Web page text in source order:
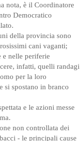
nota, è il Coordinatore
Democratico
della provincia sono
cani vaganti;
e nelle periferie
infatti, quelli randagi
per la loro
si spostano in branco
e le azioni messe
non controllata dei
- le principali cause